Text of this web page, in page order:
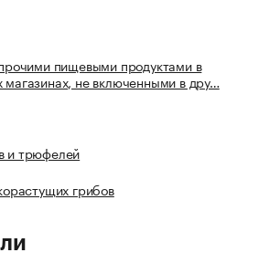
пищевыми продуктами в
магазинах, не включенными в дру…
и трюфелей
грибов